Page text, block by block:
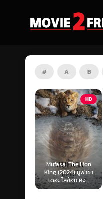
# A B
ZOOM
Obsession (2026)
สาปรักคลั่งหลอน
(SoundTrack) 1X